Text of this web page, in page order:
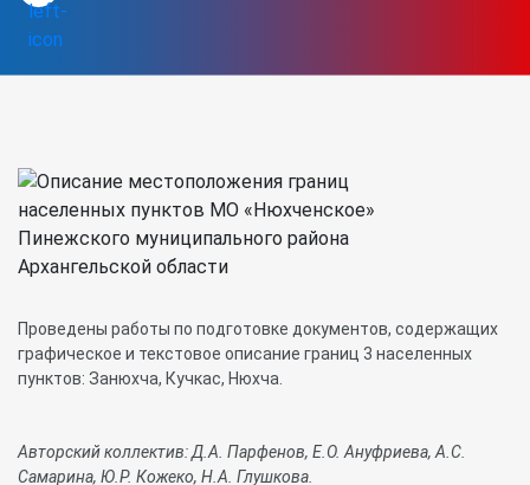
Проведены работы по подготовке документов, содержащих
графическое и текстовое описание границ 3 населенных
пунктов: Занюхча, Кучкас, Нюхча.
Авторский коллектив: Д.А. Парфенов, Е.О. Ануфриева, А.С.
Самарина, Ю.Р. Кожеко, Н.А. Глушкова.